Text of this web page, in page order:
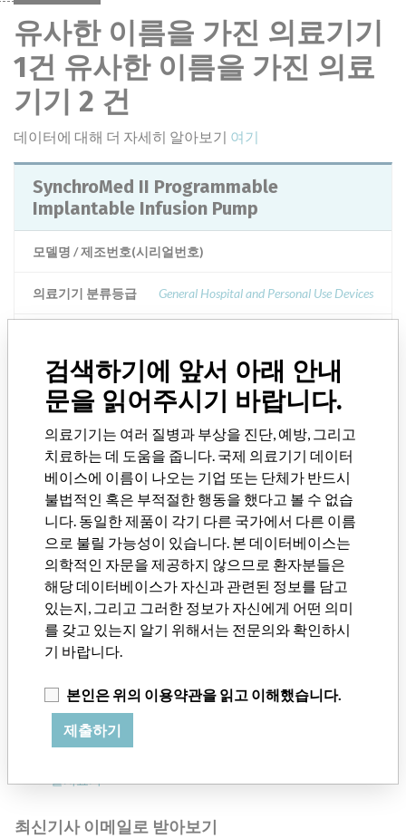
유사한 이름을 가진 의료기기
1건 유사한 이름을 가진 의료
기기 2 건
데이터에 대해 더 자세히 알아보기 여기
SynchroMed II Programmable
Implantable Infusion Pump
모델명 / 제조번호(시리얼번호)
의료기기 분류등급 General Hospital and Personal Use Devices
SynchroMed II Programmable
Implantable Infusion Pump
모델명 / 제조번호(시리얼번호) Model: 8637
의료기기 분류등급 General Hospital and Personal Use Devices
Manufacturer Medtronic Inc.
데이터베이스 소개
서한 및 제조업체와의 관계를 살펴보세요.
FAQ
데이터베이스 소개
최신기사 이메일로 받아보기
검색하기에 앞서 아래 안내
문을 읽어주시기 바랍니다.
의료기기는 여러 질병과 부상을 진단, 예방, 그리고
치료하는 데 도움을 줍니다. 국제 의료기기 데이터
베이스에 이름이 나오는 기업 또는 단체가 반드시
불법적인 혹은 부적절한 행동을 했다고 볼 수 없습
니다. 동일한 제품이 각기 다른 국가에서 다른 이름
으로 불릴 가능성이 있습니다. 본 데이터베이스는
의학적인 자문을 제공하지 않으므로 환자분들은
해당 데이터베이스가 자신과 관련된 정보를 담고
있는지, 그리고 그러한 정보가 자신에게 어떤 의미
를 갖고 있는지 알기 위해서는 전문의와 확인하시
기 바랍니다.
본인은 위의 이용약관을 읽고 이해했습니다.
제출하기